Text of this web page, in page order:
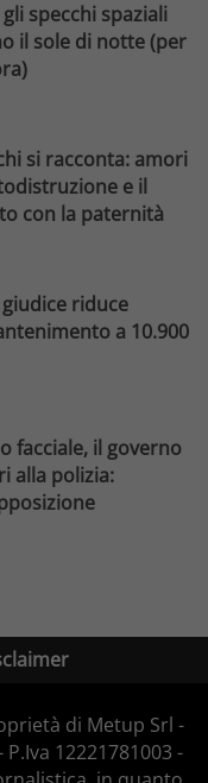
specchi spaziali
il sole di notte (per
si racconta: amori
e il
con la paternità
riduce
a 10.900
facciale, il governo
alla polizia:
di Metup Srl -
12221781003 -